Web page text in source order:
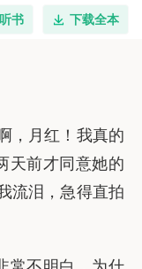
听书 下载全本